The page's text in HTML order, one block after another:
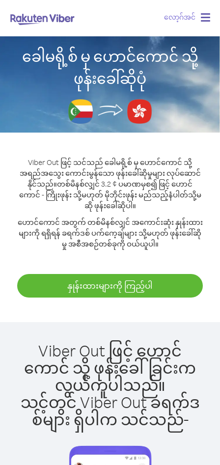
လော့ဂ်အင်
ခေါမရို့စ် မှ ဟောင်ကောင် သို့
ဖုန်းခေါ်ဆိုပုံ
Viber Out ဖြင့် သင်သည် ခေါမရို့စ် မှ ဟောင်ကောင် သို့
အရည်အသွေး ကောင်းမွန်သော ဖုန်းခေါ်ဆိုမှုများ လုပ်ဆောင်
နိုင်သည်။တစ်မိနစ်လျှင် 3.2 ¢ ပမာဏမှစ၍ ဖြင့် ဟောင်
ကောင် - ကြိုးဖုန်း သို့မဟုတ် မိုဘိုင်းဖုန်း မည်သည့်နံပါတ်သို့မ
ဆို ဖုန်းခေါ်ဆိုပါ။
ဟောင်ကောင် အတွက် တစ်မိနစ်လျှင် အကောင်းဆုံး နှုန်းထား
များကို ရရှိရန် ခရက်ဒစ် ပက်ကေ့ချ်များ သို့မဟုတ် ဖုန်းခေါ်ဆို
မှု အစီအစဉ်တစ်ခုကို ဝယ်ယူပါ။
နှုန်းထားများကို ကြည့်ပါ
Viber Out ဖြင့် ဟောင်
ကောင် သို့ ဖုန်းခေါ်ခြင်းက
လွယ်ကူပါသည်။
သင့်တွင် Viber Out ခရက်ဒ
စ်များ ရှိပါက သင်သည်-